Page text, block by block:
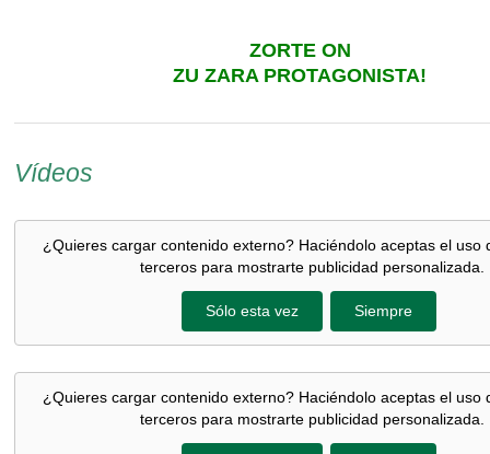
ZORTE ON
ZU ZARA PROTAGONISTA!
Vídeos
¿Quieres cargar contenido externo? Haciéndolo aceptas el uso
terceros para mostrarte publicidad personalizada.
Sólo esta vez Siempre
¿Quieres cargar contenido externo? Haciéndolo aceptas el uso
terceros para mostrarte publicidad personalizada.